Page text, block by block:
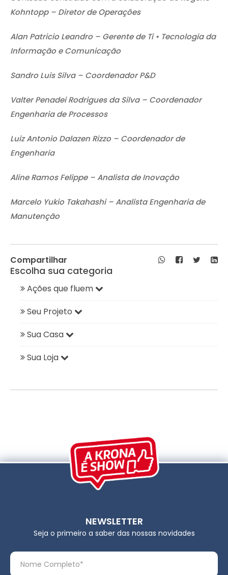
Kohntopp – Diretor de Operações
Alan Patricio Leandro – Gerente de Ti • Tecnologia da
Informação e Comunicação
Sandro Luis Silva – Coordenador P&D
Valter Penadei Rodrigues da Silva – Coordenador
Engenharia de Processos
Luiz Antonio Dalazen Rizzo – Coordenador de
Engenharia
Aline Ramos Felippe – Analista de Inovação
Marcelo Yukio Takahashi – Analista Engenharia de
Manutenção
Compartilhar
Escolha sua categoria
Ações que fluem
Seu Projeto
Sua Casa
Sua Loja
NEWSLETTER
Seja o primeiro a saber das nossas novidades